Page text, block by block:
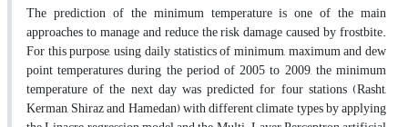
The prediction of the minimum temperature is one of the main
approaches to manage and reduce the risk damage caused by frostbite.
For this purpose, using daily statistics of minimum, maximum and dew
point temperatures during the period of 2005 to 2009, the minimum
temperature of the next day was predicted for four stations (Rasht,
Kerman, Shiraz and Hamedan) with different climate types by applying